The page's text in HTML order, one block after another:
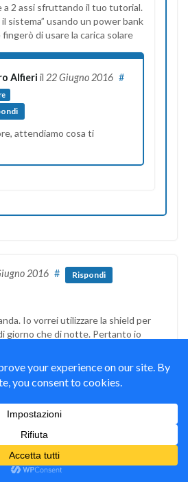
a 2 assi sfruttando il tuo tutorial.
sistema” usando un power bank
di usare la carica solare
Alfieri il 22 Giugno 2016 #
attendiamo cosa ti
2016 # Rispondi
Io vorrei utilizzare la shield per
giorno che di notte. Pertanto io
per poi utilizzarla di notte. E’
ho capito se la shield alimenta
no. Inoltre la batteria può essere
non c’è il sole? Grazie e
il4 Luglio 2016